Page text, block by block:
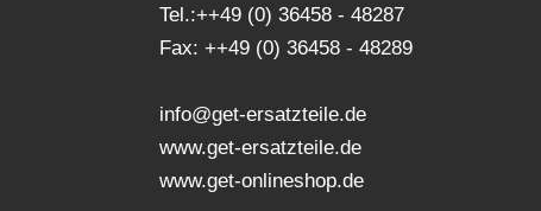
Tel.:++49 (0) 36458 - 48287
Fax: ++49 (0) 36458 - 48289
info@get-ersatzteile.de
www.get-ersatzteile.de
www.get-onlineshop.de